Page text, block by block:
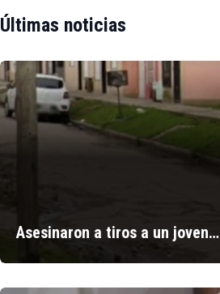
Últimas noticias
Asesinaron a tiros a un joven…